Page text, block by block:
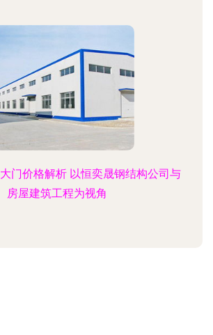
门价格解析 以恒奕晟钢结构公司与
房屋建筑工程为视角